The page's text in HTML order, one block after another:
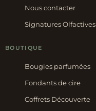
Nous contacter
Signatures Olfactives
BOUTIQUE
Bougies parfumées
Fondants de cire
Coffrets Découverte